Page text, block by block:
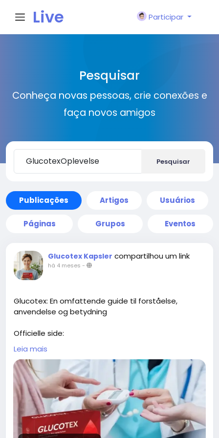
Live
n
Participar
Pesquisar
Conheça novas pessoas, crie conexões e
faça novos amigos
Pesquisar
Publicações Artigos Usuários
Páginas Grupos Eventos
Glucotex Kapsler compartilhou um link
há 4 meses -
Glucotex: En omfattende guide til forståelse,
anvendelse og betydning
Officielle side:
https://www.kissnutra.com/da/glucotex-
anmeldelser/
https://scribehow.com/page/Glucotex_Kapsler_An
meldelser_Sandheden_om_Blodsukker_Glucotex_
Kapsler__ZV1oqyHmSg-Dtm0MutRglw
https://open.firstory.me/story/cmmyqs6y102o001ys1
Leia mais